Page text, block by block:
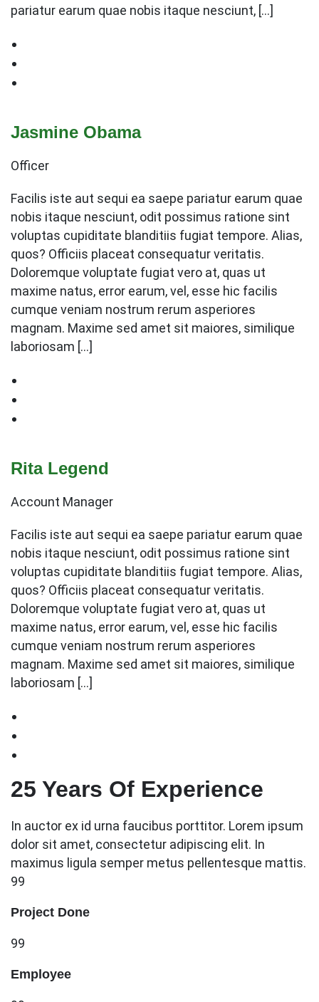
pariatur earum quae nobis itaque nesciunt, […]
Jasmine Obama
Officer
Facilis iste aut sequi ea saepe pariatur earum quae
nobis itaque nesciunt, odit possimus ratione sint
voluptas cupiditate blanditiis fugiat tempore. Alias,
quos? Officiis placeat consequatur veritatis.
Doloremque voluptate fugiat vero at, quas ut
maxime natus, error earum, vel, esse hic facilis
cumque veniam nostrum rerum asperiores
magnam. Maxime sed amet sit maiores, similique
laboriosam […]
Rita Legend
Account Manager
Facilis iste aut sequi ea saepe pariatur earum quae
nobis itaque nesciunt, odit possimus ratione sint
voluptas cupiditate blanditiis fugiat tempore. Alias,
quos? Officiis placeat consequatur veritatis.
Doloremque voluptate fugiat vero at, quas ut
maxime natus, error earum, vel, esse hic facilis
cumque veniam nostrum rerum asperiores
magnam. Maxime sed amet sit maiores, similique
laboriosam […]
25 Years Of Experience
In auctor ex id urna faucibus porttitor. Lorem ipsum
dolor sit amet, consectetur adipiscing elit. In
maximus ligula semper metus pellentesque mattis.
99
Project Done
99
Employee